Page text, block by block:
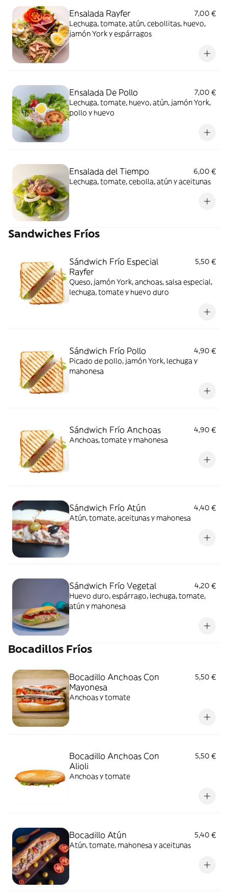
Ensalada Rayfer
7,00 €
Lechuga, tomate, atún, cebollitas, huevo,
jamón York y espárragos
Ensalada De Pollo
7,00 €
Lechuga, tomate, huevo, atún, jamón York,
pollo y huevo
Ensalada del Tiempo
6,00 €
Lechuga, tomate, cebolla, atún y aceitunas
Sandwiches Fríos
Sándwich Frío Especial
Rayfer
5,50 €
Queso, jamón York, anchoas, salsa especial,
lechuga, tomate y huevo duro
Sándwich Frío Pollo
4,90 €
Picado de pollo, jamón York, lechuga y
mahonesa
Sándwich Frío Anchoas
4,90 €
Anchoas, tomate y mahonesa
Sándwich Frío Atún
4,40 €
Atún, tomate, aceitunas y mahonesa
Sándwich Frío Vegetal
4,20 €
Huevo duro, espárrago, lechuga, tomate,
atún y mahonesa
Bocadillos Fríos
Bocadillo Anchoas Con
Mayonesa
5,50 €
Anchoas y tomate
Bocadillo Anchoas Con
Alioli
5,50 €
Anchoas y tomate
Bocadillo Atún
5,40 €
Atún, tomate, mahonesa y aceitunas